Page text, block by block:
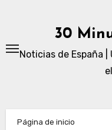
30
Noticias de España
Página de inicio